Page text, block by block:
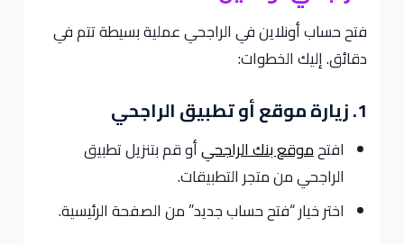
فتح حساب أونلاين في الراجحي عملية بسيطة تتم في
دقائق. إليك الخطوات:
1. زيارة موقع أو تطبيق الراجحي
افتحموقع بنك الراجحيأو قم بتنزيل تطبيق
الراجحي من متجر التطبيقات.
اختر خيار “فتح حساب جديد” من الصفحة الرئيسية.